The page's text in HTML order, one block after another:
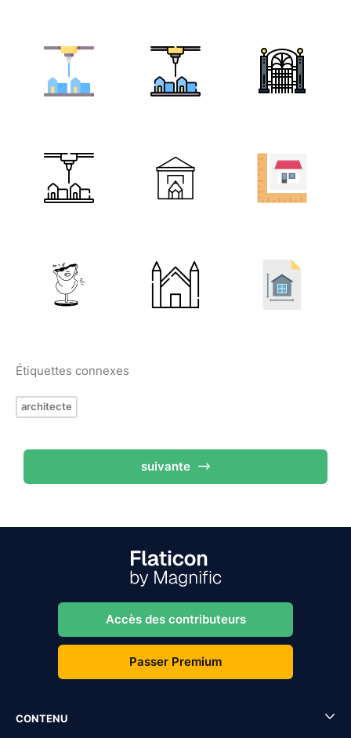
Étiquettes connexes
architecte
suivante
Accès des contributeurs
Passer Premium
CONTENU